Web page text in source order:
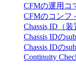
CFMの運用コ
CFMのコンフ
Chassis ID（装
Chassis IDの
Chassis IDの
Continuity